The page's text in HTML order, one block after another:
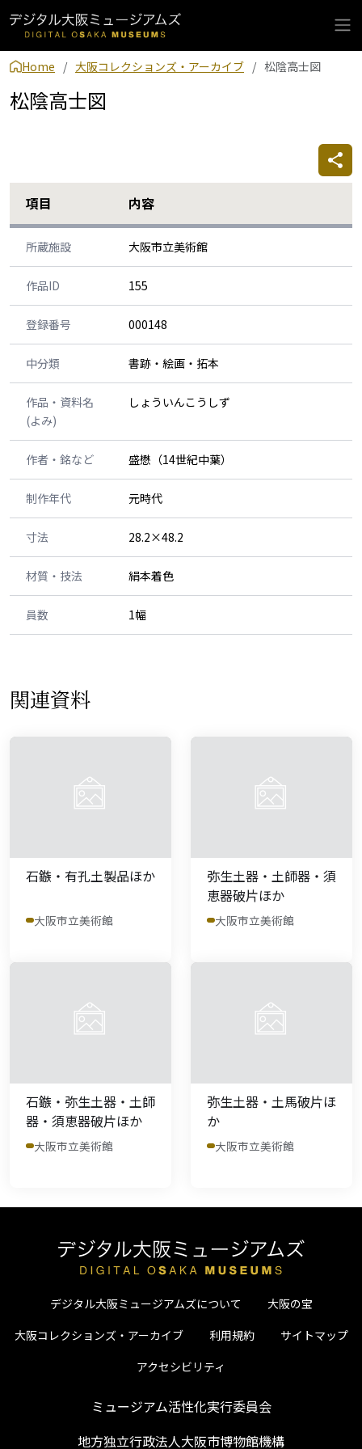
Home 大阪コレクションズ・アーカイブ 松陰高士図
松陰高士図
項目 内容
所蔵施設 大阪市立美術館
作品ID 155
登録番号 000148
中分類 書跡・絵画・拓本
作品・資料名
(よみ)
しょういんこうしず
作者・銘など 盛懋（14世紀中葉）
制作年代 元時代
寸法 28.2×48.2
材質・技法 絹本着色
員数 1幅
関連資料
石鏃・有孔土製品ほか
大阪市立美術館
弥生土器・土師器・須
恵器破片ほか
大阪市立美術館
石鏃・弥生土器・土師
器・須恵器破片ほか
大阪市立美術館
弥生土器・土馬破片ほ
か
大阪市立美術館
デジタル大阪ミュージアムズについて
大阪の宝
大阪コレクションズ・アーカイブ
利用規約
サイトマップ
アクセシビリティ
ミュージアム活性化実行委員会
地方独立行政法人大阪市博物館機構